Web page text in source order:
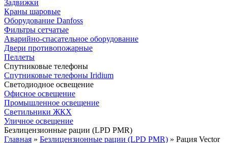
Задвижки
Краны шаровые
Оборудование Danfoss
Фильтры сетчатые
Аварийно-спасательное оборудование
Двери противопожарные
Пеллеты
Спутниковые телефоны
Спутниковые телефоны Iridium
Светодиодное освещение
Офисное освещение
Промышленное освещение
Светильники ЖКХ
Уличное освещение
Безлицензионные рации (LPD PMR)
Главная » Безлицензионные рации (LPD PMR) » Рация Vector